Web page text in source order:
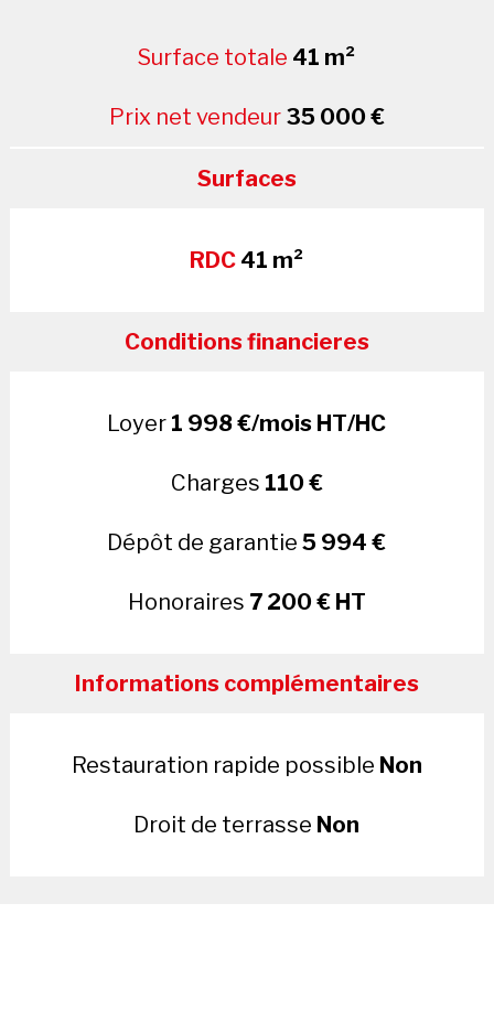
Surface totale 41 m²
Prix net vendeur 35 000 €
Surfaces
RDC 41 m²
Conditions financieres
Loyer 1 998 €/mois HT/HC
Charges 110 €
Dépôt de garantie5 994 €
Honoraires 7 200 € HT
Informations complémentaires
Restauration rapide possible Non
Droit de terrasse Non